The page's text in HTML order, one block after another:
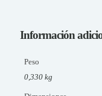
Información
Peso
0,330 kg